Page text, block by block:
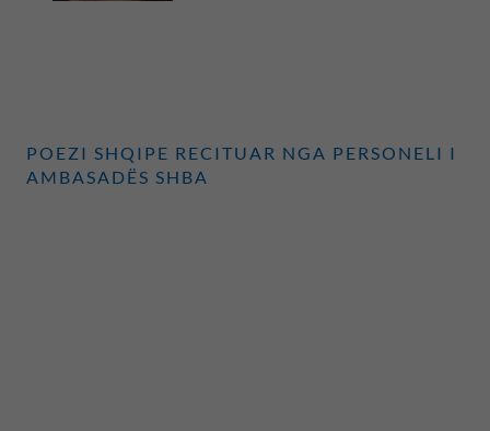
POEZI SHQIPE RECITUAR NGA PERSONELI I
AMBASADËS SHBA